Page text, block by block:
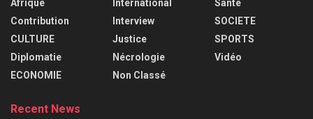
Afrique
Contribution
CULTURE
Diplomatie
ECONOMIE
International
Interview
Justice
Nécrologie
Non Classé
Santé
SOCIETE
SPORTS
Vidéo
Recent News